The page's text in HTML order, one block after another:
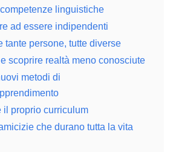
linguistiche
ad essere indipendenti
tante persone, tutte diverse
scoprire realtà meno conosciute
metodi di
il proprio curriculum
che durano tutta la vita